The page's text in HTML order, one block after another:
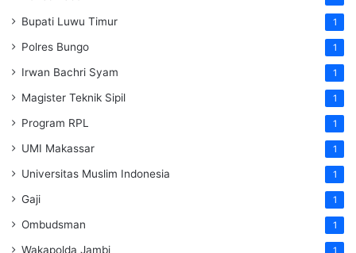
Bupati Luwu Timur 1
Polres Bungo 1
Irwan Bachri Syam 1
Magister Teknik Sipil 1
Program RPL 1
UMI Makassar 1
Universitas Muslim Indonesia 1
Gaji 1
Ombudsman 1
Wakapolda Jambi 1